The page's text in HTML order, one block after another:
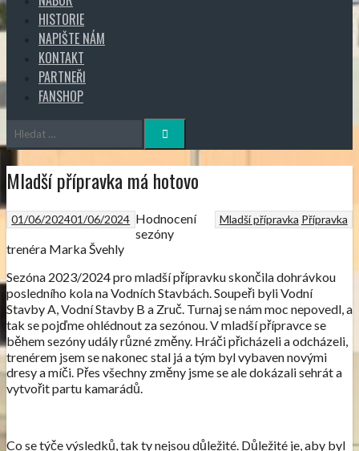
HISTORIE
NAPIŠTE NÁM
KONTAKT
PARTNEŘI
FANSHOP
Mladší přípravka má hotovo
Mladší přípravka Přípravka
01/06/202401/06/2024 Hodnocení
sezóny
trenéra Marka Švehly
Sezóna 2023/2024 pro mladší přípravku skončila dohrávkou
posledního kola na Vodních Stavbách. Soupeři byli Vodní
Stavby A, Vodní Stavby B a Zruč. Turnaj se nám moc nepovedl, a
tak se pojďme ohlédnout za sezónou. V mladší přípravce se
během sezóny udály různé změny. Hráči přicházeli a odcházeli,
trenérem jsem se nakonec stal já a tým byl vybaven novými
dresy a míči. Přes všechny změny jsme se ale dokázali sehrát a
vytvořit partu kamarádů.
Co se týče výsledků, tak ty nejsou důležité. Důležité je, aby byl